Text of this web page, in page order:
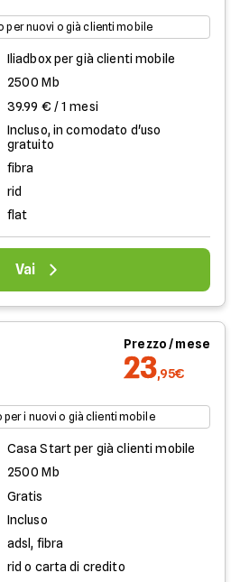
per nuovi o già clienti mobile
Iliadbox per già clienti mobile
2500 Mb
39.99 € / 1 mesi
Incluso, in comodato d'uso
gratuito
fibra
rid
flat
Vai
Prezzo / mese
23,95€
per i nuovi o già clienti mobile
Casa Start per già clienti mobile
2500 Mb
Gratis
Incluso
adsl, fibra
rid o carta di credito